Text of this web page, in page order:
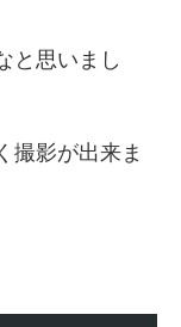
と思いまし
撮影が出来ま